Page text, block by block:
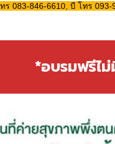
ร 083-846-6610, บี โทร
*อบรมฟรีไม่